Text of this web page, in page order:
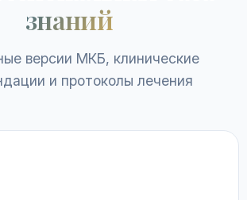
знаний
версии МКБ, клинические
и протоколы лечения